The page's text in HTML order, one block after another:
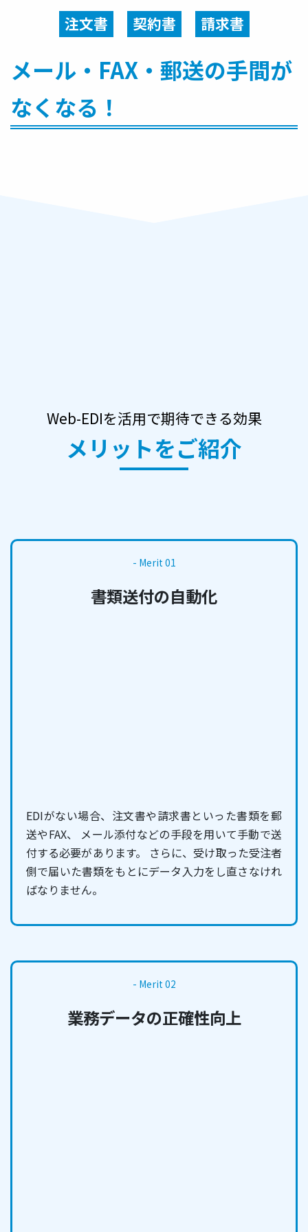
注文書 契約書 請求書
メール・FAX・郵送の手間が
なくなる！
Web-EDIを活用で期待できる効果
メリットをご紹介
- Merit 01
書類送付の自動化
EDIがない場合、注文書や請求書といった書類を郵
送やFAX、 メール添付などの手段を用いて手動で送
付する必要があります。 さらに、受け取った受注者
側で届いた書類をもとにデータ入力をし直さなけれ
ばなりません。
- Merit 02
業務データの正確性向上